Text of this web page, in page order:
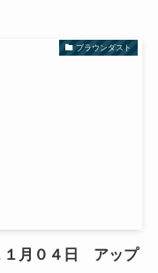
ブラウンダスト
１月０４日 アップ